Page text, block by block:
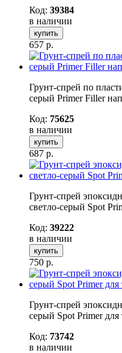
Код: 39384
в наличии
купить
657 р.
Грунт-спрей по
серый Primer Filler
Код: 75625
в наличии
купить
687 р.
Грунт-спрей
светло-серый Spot
Код: 39222
в наличии
купить
750 р.
Грунт-спрей
серый Spot Primer для
Код: 73742
в наличии